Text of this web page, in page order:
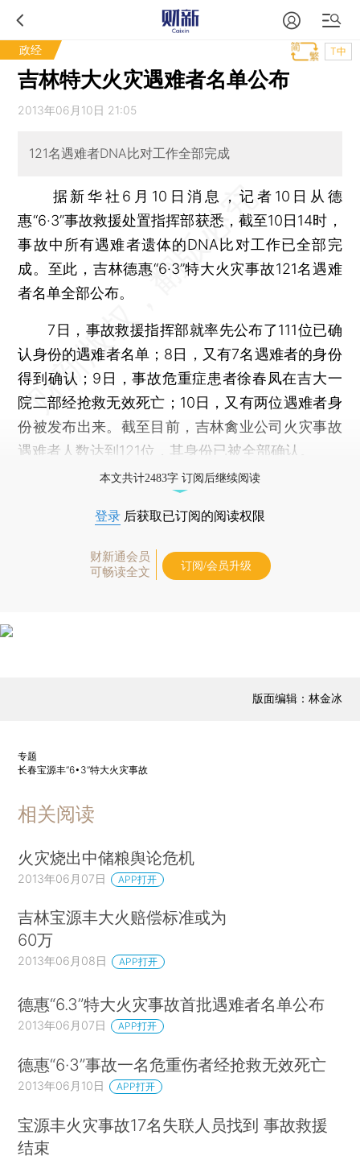
政经 T中
吉林特大火灾遇难者名单公布
2013年06月10日 21:05
121名遇难者DNA比对工作全部完成
据新华社6月10日消息，记者10日从德
惠“6·3”事故救援处置指挥部获悉，截至10日14时，
事故中所有遇难者遗体的DNA比对工作已全部完
成。至此，吉林德惠“6·3”特大火灾事故121名遇难
者名单全部公布。
7日，事故救援指挥部就率先公布了111位已确
认身份的遇难者名单；8日，又有7名遇难者的身份
得到确认；9日，事故危重症患者徐春凤在吉大一
院二部经抢救无效死亡；10日，又有两位遇难者身
份被发布出来。截至目前，吉林禽业公司火灾事故
遇难者人数达到121位，其身份已被全部确认。
本文共计2483字 订阅后继续阅读
登录 后获取已订阅的阅读权限
财新通会员
可畅读全文
订阅/会员升级
版面编辑：林金冰
专题
长春宝源丰“6•3”特大火灾事故
相关阅读
火灾烧出中储粮舆论危机
2013年06月07日 APP打开
吉林宝源丰大火赔偿标准或为
60万
2013年06月08日 APP打开
德惠“6.3”特大火灾事故首批遇难者名单公布
2013年06月07日 APP打开
德惠“6·3”事故一名危重伤者经抢救无效死亡
2013年06月10日 APP打开
宝源丰火灾事故17名失联人员找到 事故救援
结束